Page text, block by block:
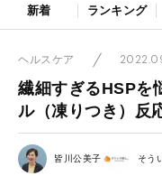
新着 ランキング
ヘルスケア
繊細すぎるHSPを
ル（凍りつき）反
皆川公美子 そう